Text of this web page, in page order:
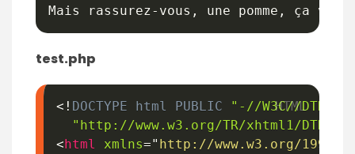
Mais rassurez- vous , une pomme , ça va
test.php
<! DOCTYPE html PUBLIC
"-//W3C//DTD
"http://www.w3.org/TR/xhtml1/DTD/
<html xmlns=" http://www.w3.org/1999/